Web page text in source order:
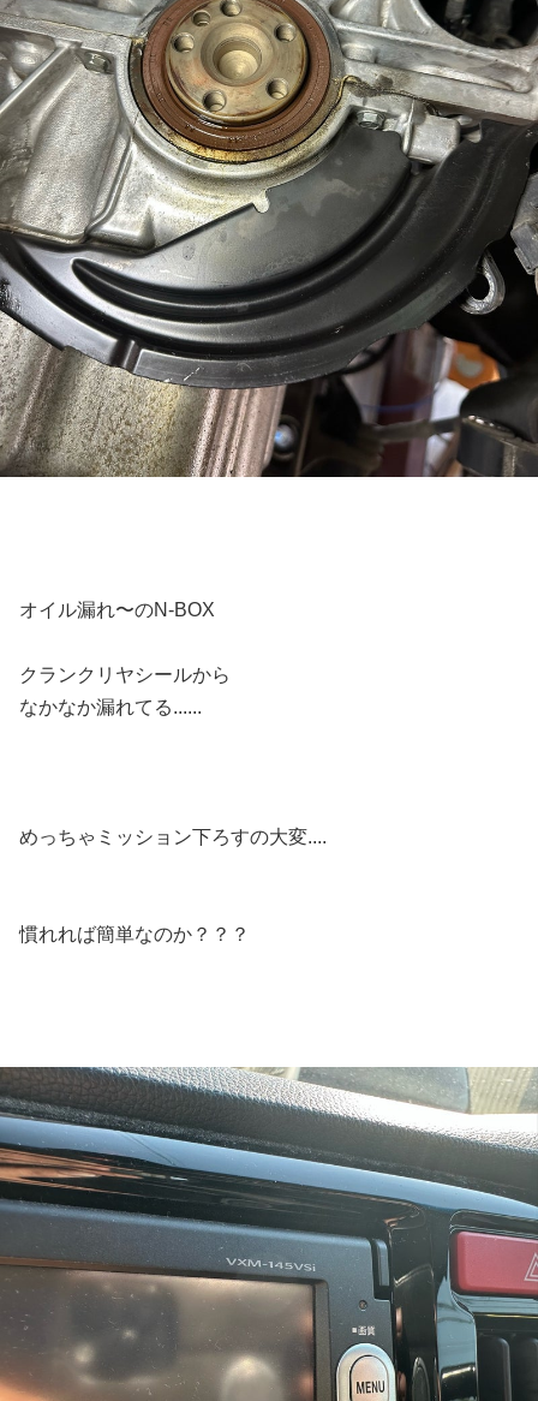
オイル漏れ〜のN-BOX
クランクリヤシールから
なかなか漏れてる......
めっちゃミッション下ろすの大変....
慣れれば簡単なのか？？？